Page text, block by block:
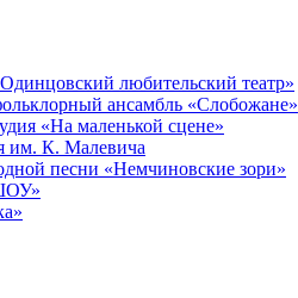
любительский театр»
ансамбль «Слобожане»
«На маленькой сцене»
им. К. Малевича
песни «Немчиновские зори»